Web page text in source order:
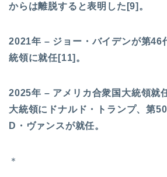
からは離脱すると表明した[9]。
2021年 – ジョー・バイデンが第46
統領に就任[11]。
2025年 – アメリカ合衆国大統領就
大統領にドナルド・トランプ、第
D・ヴァンスが就任。
＊